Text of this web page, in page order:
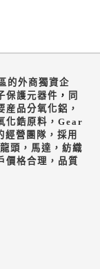
的外商獨資企
保護元器件 ， 同
産品分氧化鋁，
化鋯原料， Gear
經營團隊，採用
頭，馬達，紡織
價格合理，品質